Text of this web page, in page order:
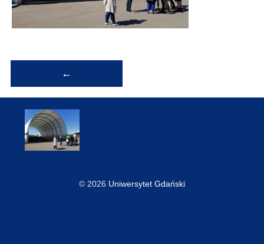
wpisu
←
© 2026 Uniwersytet Gdański